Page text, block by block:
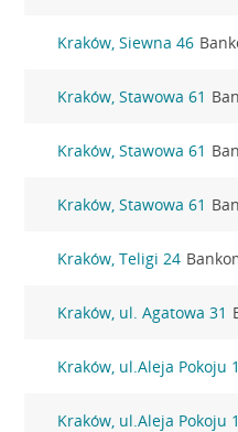
Kraków, Siewna 46
Kraków, Stawowa 61
Kraków, Stawowa 61
Kraków, Stawowa 61
Kraków, Teligi 24
Kraków, ul. Agatowa 31
Kraków, ul.Aleja Pokoju
Kraków, ul.Aleja Pokoju